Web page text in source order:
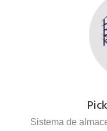
Sistema de